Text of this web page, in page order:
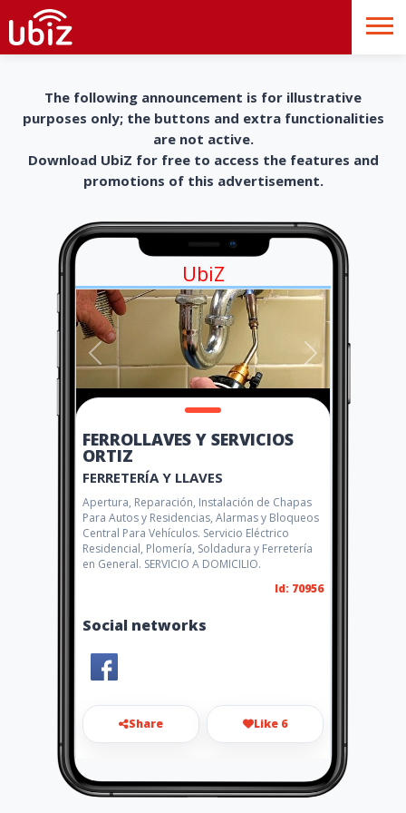
The following announcement is for illustrative
purposes only; the buttons and extra functionalities
are not active.
Download UbiZ for free to access the features and
promotions of this advertisement.
UbiZ
FERROLLAVES Y SERVICIOS
ORTIZ
FERRETERÍA Y LLAVES
Apertura, Reparación, Instalación de Chapas
Para Autos y Residencias, Alarmas y Bloqueos
Central Para Vehículos. Servicio Eléctrico
Residencial, Plomería, Soldadura y Ferretería
en General. SERVICIO A DOMICILIO.
Id: 70956
Social networks
Share Like 6
ortizandrew@hotmail.es